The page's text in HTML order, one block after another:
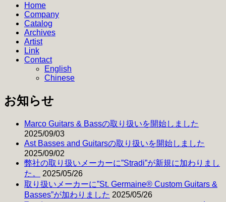
Home
Company
Catalog
Archives
Artist
Link
Contact
English
Chinese
お知らせ
Marco Guitars & Bassの取り扱いを開始しました
2025/09/03
Ast Basses and Guitarsの取り扱いを開始しました
2025/09/02
弊社の取り扱いメーカーに”Stradi”が新規に加わりまし
た。
2025/05/26
取り扱いメーカーに”St. Germaine® Custom Guitars &
Basses”が加わりました 2025/05/26